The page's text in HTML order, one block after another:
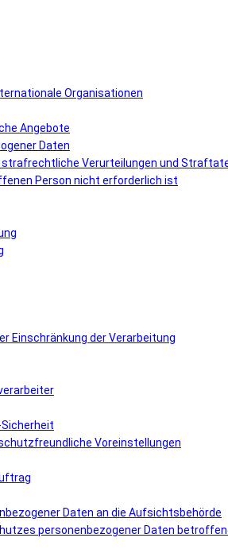
Organisationen
Angebote
Daten
strafrechtliche Verurteilungen und
Person nicht erforderlich ist
Einschränkung der Verarbeitung
Voreinstellungen
Daten an die Aufsichtsbehörde
personenbezogener Daten